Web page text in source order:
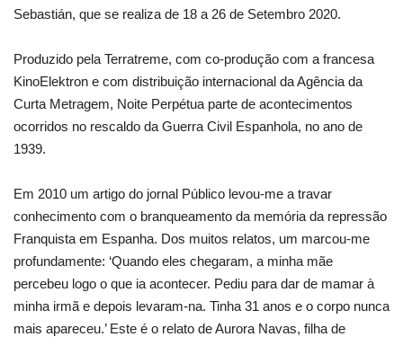
Sebastián, que se realiza de 18 a 26 de Setembro 2020.
Produzido pela Terratreme, com co-produção com a francesa
KinoElektron e com distribuição internacional da Agência da
Curta Metragem, Noite Perpétua parte de acontecimentos
ocorridos no rescaldo da Guerra Civil Espanhola, no ano de
1939.
Em 2010 um artigo do jornal Público levou-me a travar
conhecimento com o branqueamento da memória da repressão
Franquista em Espanha. Dos muitos relatos, um marcou-me
profundamente: ‘Quando eles chegaram, a minha mãe
percebeu logo o que ia acontecer. Pediu para dar de mamar à
minha irmã e depois levaram-na. Tinha 31 anos e o corpo nunca
mais apareceu.’ Este é o relato de Aurora Navas, filha de